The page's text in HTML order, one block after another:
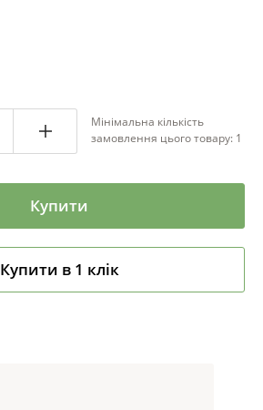
Мінімальна кількість
замовлення цього товару: 1
Купити
Купити в 1 клік